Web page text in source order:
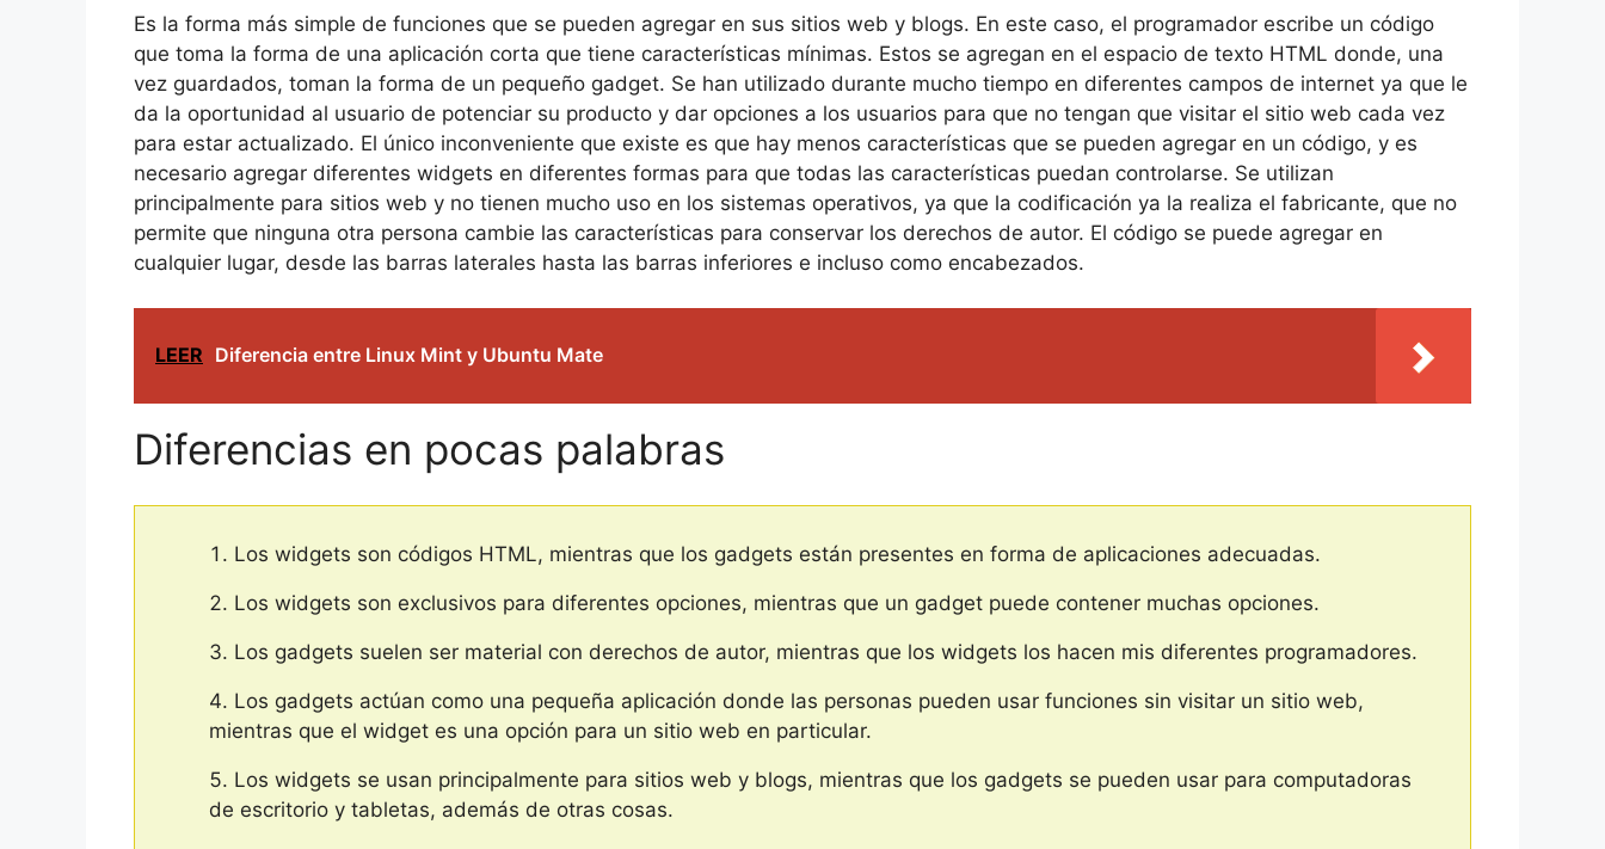
Es la forma más simple de funciones que se pueden agregar en sus sitios web y blogs. En este caso, el programador escribe un código
que toma la forma de una aplicación corta que tiene características mínimas. Estos se agregan en el espacio de texto HTML donde, una
vez guardados, toman la forma de un pequeño gadget. Se han utilizado durante mucho tiempo en diferentes campos de internet ya que le
da la oportunidad al usuario de potenciar su producto y dar opciones a los usuarios para que no tengan que visitar el sitio web cada vez
para estar actualizado. El único inconveniente que existe es que hay menos características que se pueden agregar en un código, y es
necesario agregar diferentes widgets en diferentes formas para que todas las características puedan controlarse. Se utilizan
principalmente para sitios web y no tienen mucho uso en los sistemas operativos, ya que la codificación ya la realiza el fabricante, que no
permite que ninguna otra persona cambie las características para conservar los derechos de autor. El código se puede agregar en
cualquier lugar, desde las barras laterales hasta las barras inferiores e incluso como encabezados.
LEER Diferencia entre Linux Mint y Ubuntu Mate
Diferencias en pocas palabras
Los widgets son códigos HTML, mientras que los gadgets están presentes en forma de aplicaciones adecuadas.
Los widgets son exclusivos para diferentes opciones, mientras que un gadget puede contener muchas opciones.
Los gadgets suelen ser material con derechos de autor, mientras que los widgets los hacen mis diferentes programadores.
Los gadgets actúan como una pequeña aplicación donde las personas pueden usar funciones sin visitar un sitio web,
mientras que el widget es una opción para un sitio web en particular.
Los widgets se usan principalmente para sitios web y blogs, mientras que los gadgets se pueden usar para computadoras
de escritorio y tabletas, además de otras cosas.